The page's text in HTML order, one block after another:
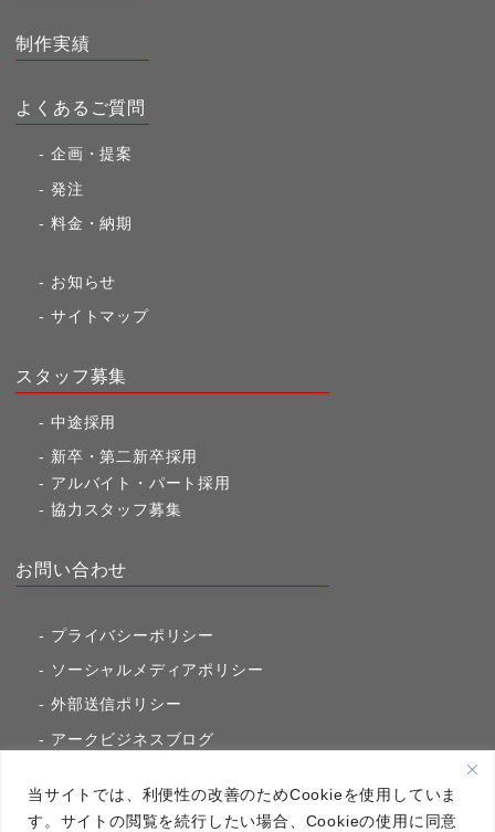
当サイトでは、利便性の改善のためCookieを使用していま
す。サイトの閲覧を続行したい場合、Cookieの使用に同意
制作実績
よくあるご質問
企画・提案
発注
料金・納期
お知らせ
サイトマップ
スタッフ募集
中途採用
新卒・第二新卒採用
アルバイト・パート採用
協力スタッフ募集
お問い合わせ
プライバシーポリシー
ソーシャルメディアポリシー
外部送信ポリシー
アークビジネスブログ